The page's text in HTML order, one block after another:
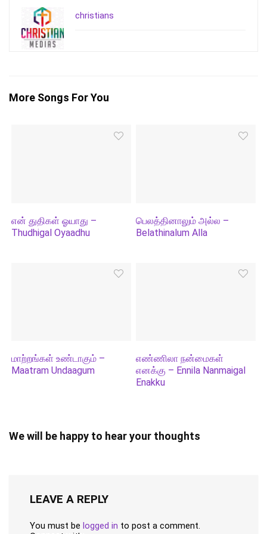
christians
More Songs For You
என் துதிகள் ஓயாது –
Thudhigal Oyaadhu
பெலத்தினாலும் அல்ல –
Belathinalum Alla
மாற்றங்கள் உண்டாகும் –
Maatram Undaagum
எண்ணிலா நன்மைகள்
எனக்கு – Ennila Nanmaigal
Enakku
We will be happy to hear your thoughts
LEAVE A REPLY
You must be logged in to post a comment.